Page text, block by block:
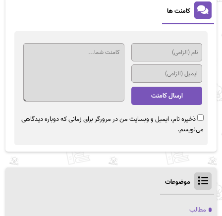
کامنت ها
ذخیره نام، ایمیل و وبسایت من در مرورگر برای زمانی که دوباره دیدگاهی
می‌نویسم.
موضوعات
مطالب